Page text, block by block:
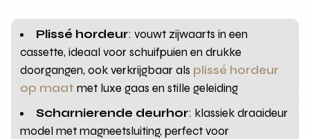
Plissé hordeur: vouwt zijwaarts in een
cassette, ideaal voor schuifpuien en drukke
doorgangen, ook verkrijgbaar als plissé hordeur
op maat met luxe gaas en stille geleiding
Scharnierende deurhor: klassiek draaideur
model met magneetsluiting, perfect voor